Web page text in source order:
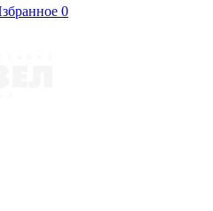
0